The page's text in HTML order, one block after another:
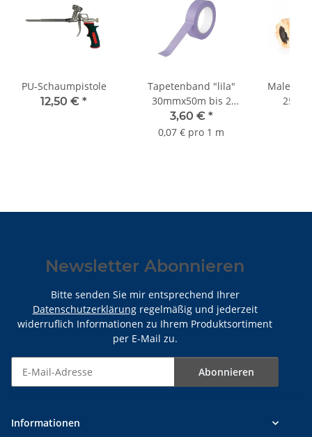
PU-Schaumpistole
12,50 € *
Tapetenband "lila"
30mmx50m bis 2
Monate Sorte K070
3,60 € *
0,07 € pro 1 m
25cm
Newsletter Abonnieren
Bitte senden Sie mir entsprechend Ihrer
Datenschutzerklärungregelmäßig und jederzeit
widerruflich Informationen zu Ihrem Produktsortiment
per E-Mail zu.
Abonnieren
Informationen